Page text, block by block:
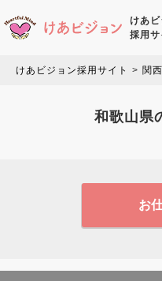
けあ
採用サ
けあビジョン採用サイト 関西
和歌山県
お